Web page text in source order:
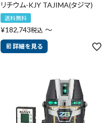
リチウム-KJY TAJIMA(タジマ)
送料無料
¥182,743税込 〜
詳細を見る